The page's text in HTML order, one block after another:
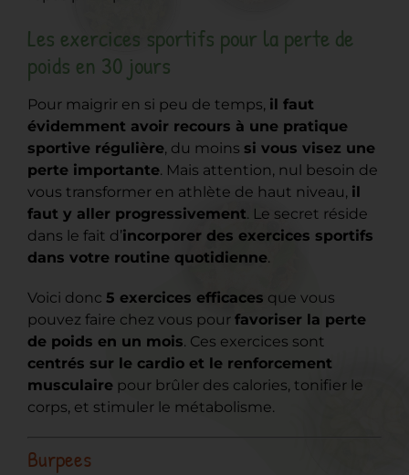
Les exercices sportifs pour la perte de
poids en 30 jours
Pour maigrir en si peu de temps, il faut
évidemment avoir recours à une pratique
sportive régulière, du moins si vous visez une
perte importante. Mais attention, nul besoin de
vous transformer en athlète de haut niveau, il
faut y aller progressivement. Le secret réside
dans le fait d’incorporer des exercices sportifs
dans votre routine quotidienne.
Voici donc 5 exercices efficaces que vous
pouvez faire chez vous pour favoriser la perte
de poids en un mois. Ces exercices sont
centrés sur le cardio et le renforcement
musculaire pour brûler des calories, tonifier le
corps, et stimuler le métabolisme.
Burpees